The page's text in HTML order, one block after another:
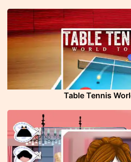
Table Tennis